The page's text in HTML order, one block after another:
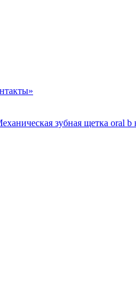
зубная щетка oral b